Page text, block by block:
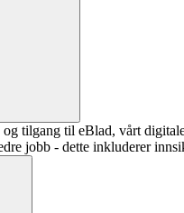
tilgang til eBlad, vårt
jobb - dette inkluderer